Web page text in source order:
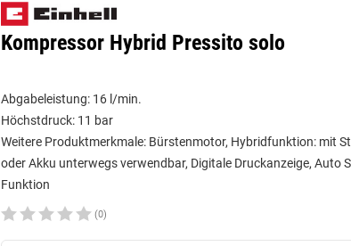
Kompressor Hybrid Pressito solo
Abgabeleistung: 16 l/min.
Höchstdruck: 11 bar
Weitere Produktmerkmale: Bürstenmotor, Hybridfunktion: mit
oder Akku unterwegs verwendbar, Digitale Druckanzeige, Auto
Funktion
(0)